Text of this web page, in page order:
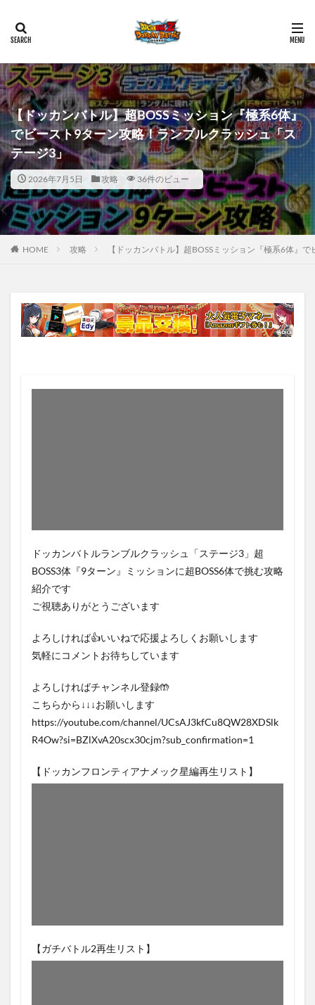
【ドッカンバトル】超BOSSミッション『極系6体』
でビースト9ターン攻略！ランブルクラッシュ「ス
テージ3」
2026年7月5日 攻略 36件のビュー
HOME 攻略 【ドッカンバトル】超BOSSミッション『極系6体』
ドッカンバトルランブルクラッシュ「ステージ3」超
BOSS3体『9ターン』ミッションに超BOSS6体で挑む攻略
紹介です
ご視聴ありがとうございます
よろしければ👍いいねで応援よろしくお願いします
気軽にコメントお待ちしています
よろしければチャンネル登録🤲
こちらから↓↓↓お願いします
https://youtube.com/channel/UCsAJ3kfCu8QW28XDSlk
R4Ow?si=BZlXvA20scx30cjm?sub_confirmation=1
【ドッカンフロンティアナメック星編再生リスト】
【ガチバトル2再生リスト】